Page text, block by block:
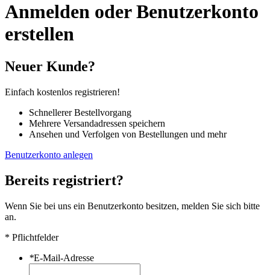
Anmelden oder Benutzerkonto
erstellen
Neuer Kunde?
Einfach kostenlos registrieren!
Schnellerer Bestellvorgang
Mehrere Versandadressen speichern
Ansehen und Verfolgen von Bestellungen und mehr
Benutzerkonto anlegen
Bereits registriert?
Wenn Sie bei uns ein Benutzerkonto besitzen, melden Sie sich bitte
an.
* Pflichtfelder
*E-Mail-Adresse